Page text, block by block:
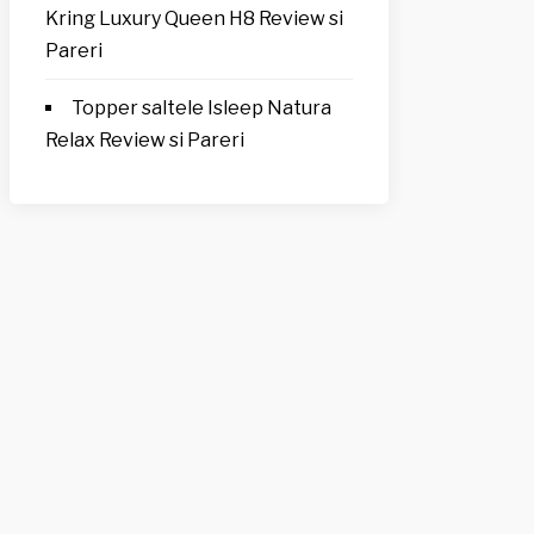
Kring Luxury Queen H8 Review si
Pareri
Topper saltele Isleep Natura
Relax Review si Pareri